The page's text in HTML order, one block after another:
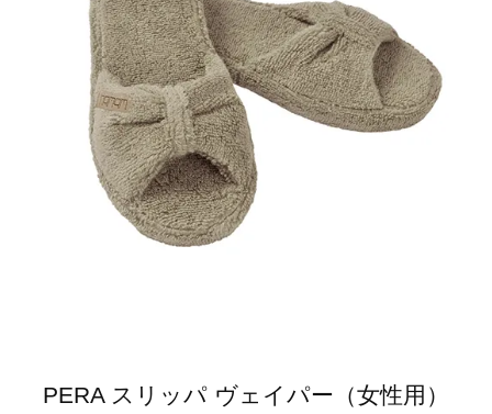
PERA スリッパ ヴェイパー（女性用）